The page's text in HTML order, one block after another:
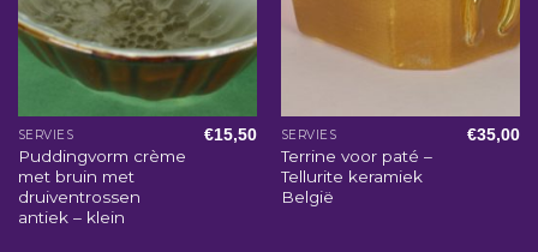
SERVIES
Puddingvorm crème
met bruin met
druiventrossen
antiek – klein
€15,50 SERVIES
Terrine voor paté –
Tellurite keramiek
België
€35,00